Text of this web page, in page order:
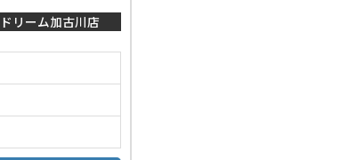
ドリーム加古川店